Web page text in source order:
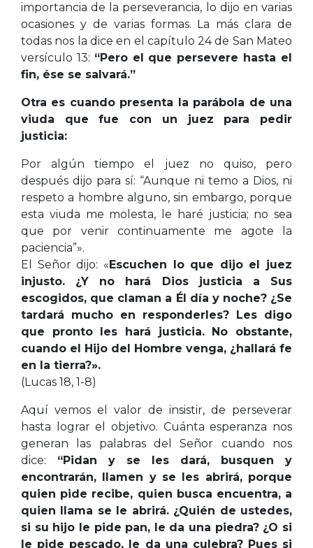
importancia de la perseverancia, lo dijo en varias
ocasiones y de varias formas. La más clara de
todas nos la dice en el capítulo 24 de San Mateo
versículo 13: “Pero el que persevere hasta el
fin, ése se salvará.”
Otra es cuando presenta la parábola de una
viuda que fue con un juez para pedir
justicia:
Por algún tiempo el juez no quiso, pero
después dijo para sí: “Aunque ni temo a Dios, ni
respeto a hombre alguno, sin embargo, porque
esta viuda me molesta, le haré justicia; no sea
que por venir continuamente me agote la
paciencia”».
El Señor dijo: « Escuchen lo que dijo el juez
injusto. ¿Y no hará Dios justicia a Sus
escogidos, que claman a Él día y noche? ¿Se
tardará mucho en responderles? Les digo
que pronto les hará justicia. No obstante,
cuando el Hijo del Hombre venga, ¿hallará fe
en la tierra?».
(Lucas 18, 1-8)
Aquí vemos el valor de insistir, de perseverar
hasta lograr el objetivo. Cuánta esperanza nos
generan las palabras del Señor cuando nos
dice: “Pidan y se les dará, busquen y
encontrarán, llamen y se les abrirá, porque
quien pide recibe, quien busca encuentra, a
quien llama se le abrirá. ¿Quién de ustedes,
si su hijo le pide pan, le da una piedra? ¿O si
le pide pescado, le da una culebra? Pues si